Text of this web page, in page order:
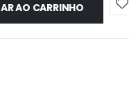
AO CARRINHO